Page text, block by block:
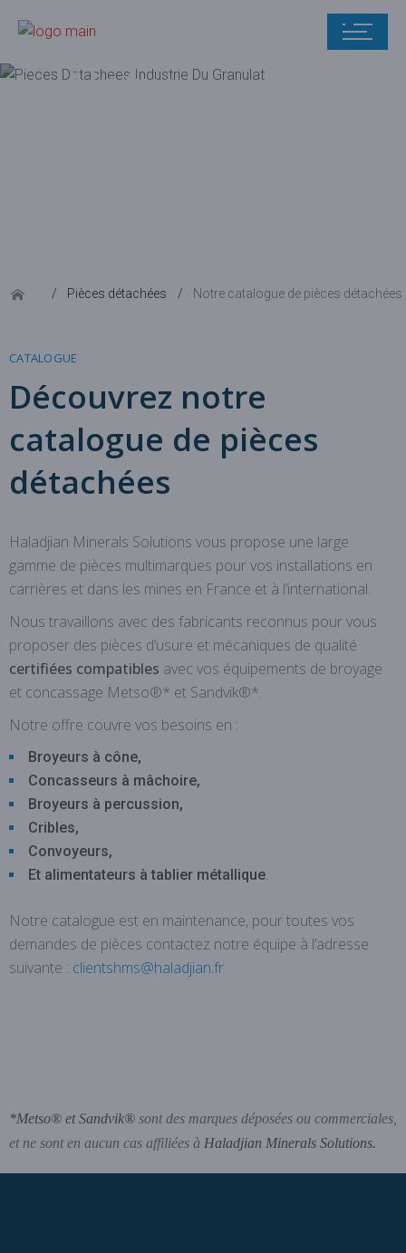
Notre
Pièces détachées Notre catalogue de pièces détachées
CATALOGUE
Découvrez notre
catalogue de pièces
détachées
Haladjian Minerals Solutions vous propose une large
gamme de pièces multimarques pour vos installations en
carrières et dans les mines en France et à l’international.
Nous travaillons avec des fabricants reconnus pour vous
proposer des pièces d’usure et mécaniques de qualité
certifiées compatibles avec vos équipements de broyage
et concassage Metso®* et Sandvik®*.
Notre offre couvre vos besoins en :
Broyeurs à cône,
Concasseurs à mâchoire,
Broyeurs à percussion,
Cribles,
Convoyeurs,
Et alimentateurs à tablier métallique.
Notre catalogue est en maintenance, pour toutes vos
demandes de pièces contactez notre équipe à l’adresse
suivante : clientshms@haladjian.fr
*Metso® et Sandvik® sont des marques déposées ou commerciales,
et ne sont en aucun cas affiliées à Haladjian Minerals Solutions.